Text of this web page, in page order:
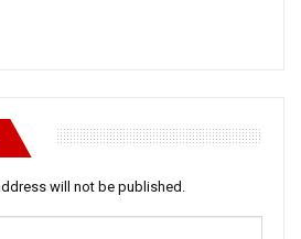
will not be published.